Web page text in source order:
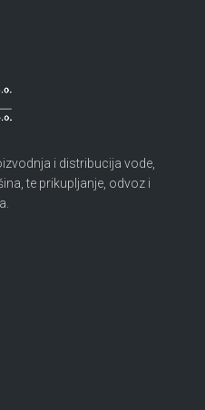
i distribucija vode,
te prikupljanje, odvoz i